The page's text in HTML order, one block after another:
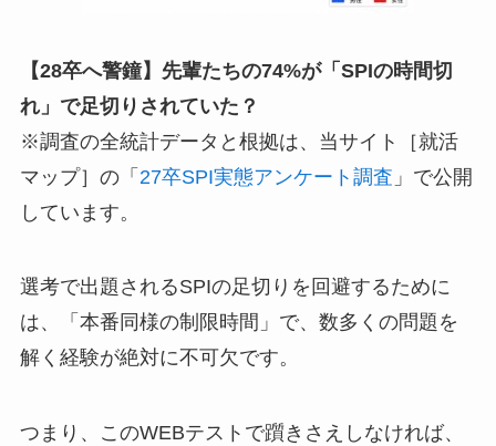
【28卒へ警鐘】先輩たちの74%が「SPIの時間切
れ」で足切りされていた？
※調査の全統計データと根拠は、当サイト［就活
マップ］の「 27卒SPI実態アンケート調査 」で公開
しています。
選考で出題されるSPIの足切りを回避するために
は、「本番同様の制限時間」で、数多くの問題を
解く経験が絶対に不可欠です。
つまり、このWEBテストで躓きさえしなければ、